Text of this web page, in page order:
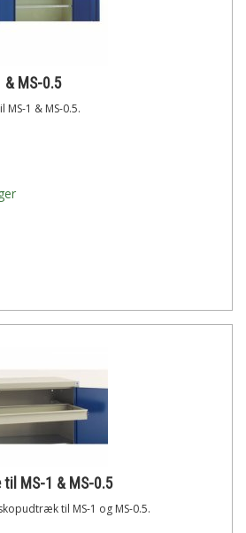
& MS-0.5
1 & MS-0.5.
MS-1 & MS-0.5
til MS-1 og MS-0.5.